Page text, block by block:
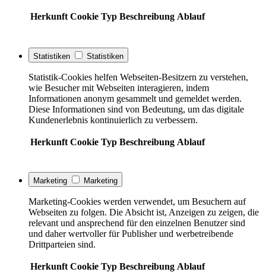
Herkunft Cookie Typ Beschreibung Ablauf
Statistiken Statistiken
Statistik-Cookies helfen Webseiten-Besitzern zu verstehen,
wie Besucher mit Webseiten interagieren, indem
Informationen anonym gesammelt und gemeldet werden.
Diese Informationen sind von Bedeutung, um das digitale
Kundenerlebnis kontinuierlich zu verbessern.
Herkunft Cookie Typ Beschreibung Ablauf
Marketing Marketing
Marketing-Cookies werden verwendet, um Besuchern auf
Webseiten zu folgen. Die Absicht ist, Anzeigen zu zeigen, die
relevant und ansprechend für den einzelnen Benutzer sind
und daher wertvoller für Publisher und werbetreibende
Drittparteien sind.
Herkunft Cookie Typ Beschreibung Ablauf